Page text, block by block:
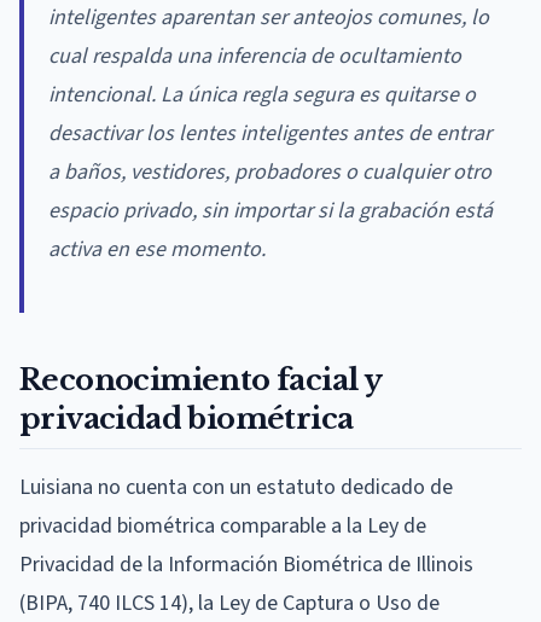
inteligentes aparentan ser anteojos comunes, lo
cual respalda una inferencia de ocultamiento
intencional. La única regla segura es quitarse o
desactivar los lentes inteligentes antes de entrar
a baños, vestidores, probadores o cualquier otro
espacio privado, sin importar si la grabación está
activa en ese momento.
Reconocimiento facial y
privacidad biométrica
Luisiana no cuenta con un estatuto dedicado de
privacidad biométrica comparable a la Ley de
Privacidad de la Información Biométrica de Illinois
(BIPA, 740 ILCS 14), la Ley de Captura o Uso de